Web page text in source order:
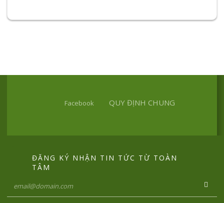
Facebook QUY ĐỊNH CHUNG
ĐĂNG KÝ NHẬN TIN TỨC TỪ TOÀN
TÂM